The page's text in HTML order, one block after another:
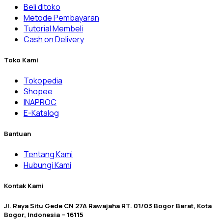
Beli ditoko
Metode Pembayaran
Tutorial Membeli
Cash on Delivery
Toko Kami
Tokopedia
Shopee
INAPROC
E-Katalog
Bantuan
Tentang Kami
Hubungi Kami
Kontak Kami
Jl. Raya Situ Gede CN 27A Rawajaha RT. 01/03 Bogor Barat, Kota
Bogor, Indonesia – 16115